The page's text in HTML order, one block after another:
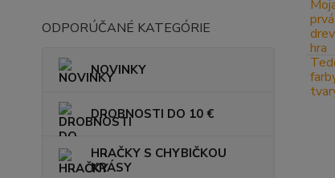
ODPORÚČANÉ KATEGÓRIE
NOVINKY
DROBNOSTI DO 10 €
HRAČKY S CHYBIČKOU
KRÁSY